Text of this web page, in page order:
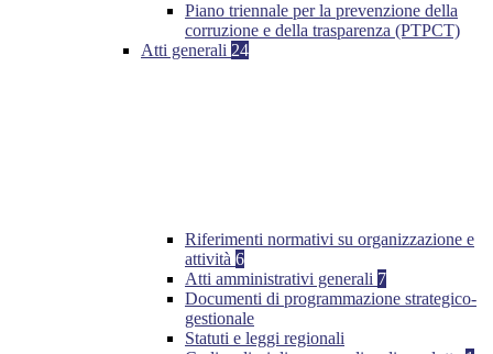
Piano triennale per la prevenzione della
corruzione e della trasparenza (PTPCT)
Atti generali 24
Riferimenti normativi su organizzazione e
attività 6
Atti amministrativi generali 7
Documenti di programmazione strategico-
gestionale
Statuti e leggi regionali